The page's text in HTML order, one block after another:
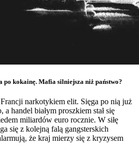
po kokainę. Mafia silniejsza niż państwo?
narkotykiem elit. Sięga po nią już
a handel białym proszkiem stał się
miliardów euro rocznie. W siłę
się z kolejną falą gangsterskich
że kraj mierzy się z kryzysem